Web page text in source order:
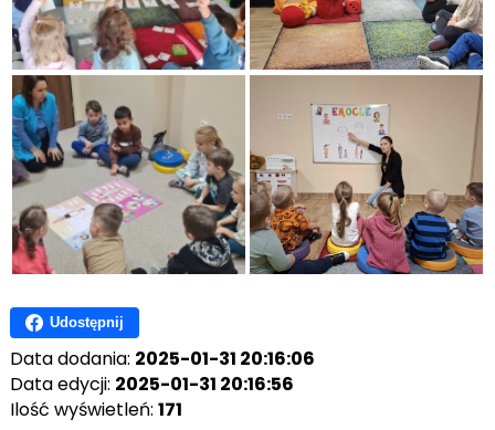
Udostępnij
Data dodania: 2025-01-31 20:16:06
Data edycji: 2025-01-31 20:16:56
Ilość wyświetleń: 171